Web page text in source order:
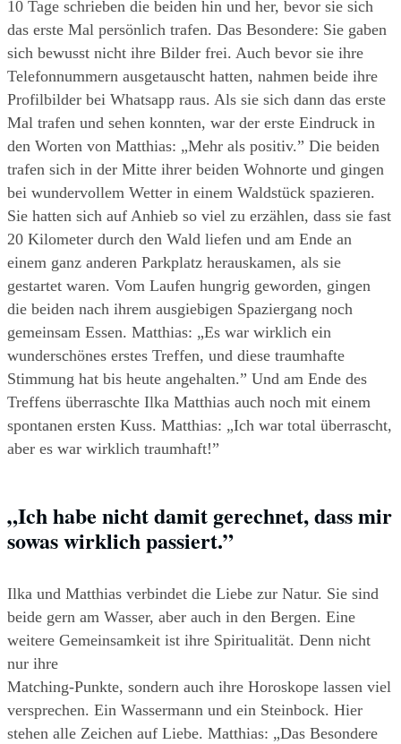
10 Tage schrieben die beiden hin und her, bevor sie sich
das erste Mal persönlich trafen. Das Besondere: Sie gaben
sich bewusst nicht ihre Bilder frei. Auch bevor sie ihre
Telefonnummern ausgetauscht hatten, nahmen beide ihre
Profilbilder bei Whatsapp raus. Als sie sich dann das erste
Mal trafen und sehen konnten, war der erste Eindruck in
den Worten von Matthias: „Mehr als positiv.” Die beiden
trafen sich in der Mitte ihrer beiden Wohnorte und gingen
bei wundervollem Wetter in einem Waldstück spazieren.
Sie hatten sich auf Anhieb so viel zu erzählen, dass sie fast
20 Kilometer durch den Wald liefen und am Ende an
einem ganz anderen Parkplatz herauskamen, als sie
gestartet waren. Vom Laufen hungrig geworden, gingen
die beiden nach ihrem ausgiebigen Spaziergang noch
gemeinsam Essen. Matthias: „Es war wirklich ein
wunderschönes erstes Treffen, und diese traumhafte
Stimmung hat bis heute angehalten.” Und am Ende des
Treffens überraschte Ilka Matthias auch noch mit einem
spontanen ersten Kuss. Matthias: „Ich war total überrascht,
aber es war wirklich traumhaft!”
„Ich habe nicht damit gerechnet, dass mir
sowas wirklich passiert.”
Ilka und Matthias verbindet die Liebe zur Natur. Sie sind
beide gern am Wasser, aber auch in den Bergen. Eine
weitere Gemeinsamkeit ist ihre Spiritualität. Denn nicht
nur ihre
Matching-Punkte, sondern auch ihre Horoskope lassen viel
versprechen. Ein Wassermann und ein Steinbock. Hier
stehen alle Zeichen auf Liebe. Matthias: „Das Besondere